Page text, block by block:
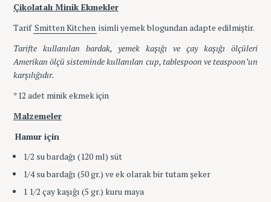
Çikolatalı Minik Ekmekler
Tarif Smitten Kitchen isimli yemek blogundan adapte edilmiştir.
Tarifte kullanılan bardak, yemek kaşığı ve çay kaşığı ölçüleri
Amerikan ölçü sisteminde kullanılan cup, tablespoon ve teaspoon’un
karşılığıdır.
*12 adet minik ekmek için
Malzemeler
Hamur için
1/2 su bardağı (120 ml) süt
1/4 su bardağı (50 gr.) ve ek olarak bir tutam şeker
1 1/2 çay kaşığı (5 gr.) kuru maya